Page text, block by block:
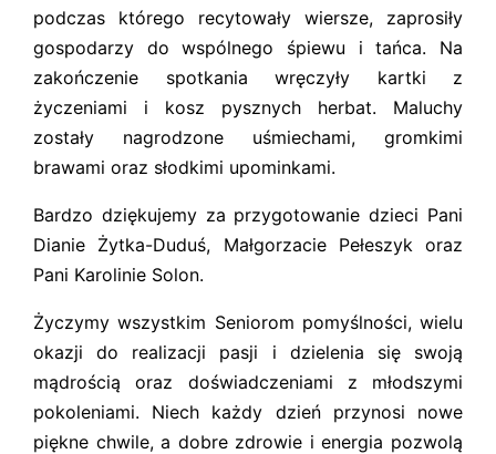
podczas którego recytowały wiersze, zaprosiły
gospodarzy do wspólnego śpiewu i tańca. Na
zakończenie spotkania wręczyły kartki z
życzeniami i kosz pysznych herbat. Maluchy
zostały nagrodzone uśmiechami, gromkimi
brawami oraz słodkimi upominkami.
Bardzo dziękujemy za przygotowanie dzieci Pani
Dianie Żytka-Duduś, Małgorzacie Pełeszyk oraz
Pani Karolinie Solon.
Życzymy wszystkim Seniorom pomyślności, wielu
okazji do realizacji pasji i dzielenia się swoją
mądrością oraz doświadczeniami z młodszymi
pokoleniami. Niech każdy dzień przynosi nowe
piękne chwile, a dobre zdrowie i energia pozwolą